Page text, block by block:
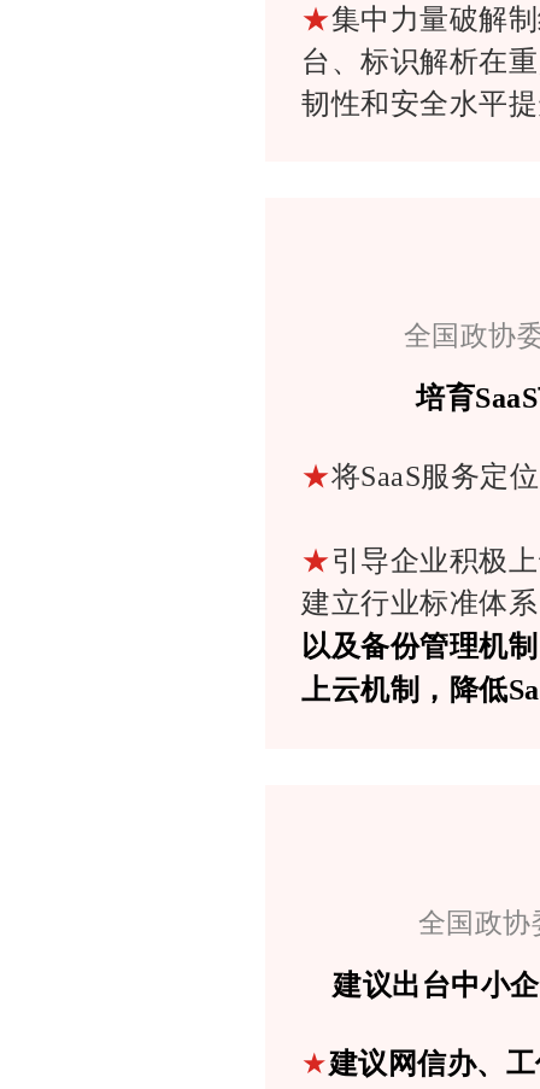
★集中力量破解
台、标识解析在
韧性和安全水平
全国政协
培育
★将SaaS服务定
★引导企业积极
建立行业标准体
以及备份管理机
上云机制，降低
全国政协
建议出台中小
★建议网信办、